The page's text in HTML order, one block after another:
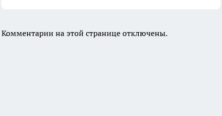
Комментарии на этой странице отключены.